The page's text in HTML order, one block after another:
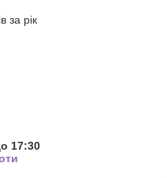
за рік
17:30